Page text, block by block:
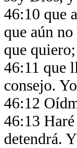
46:10 que
que aún
que quiero;
46:11 que
consejo.
46:12
46:13
detendrá.